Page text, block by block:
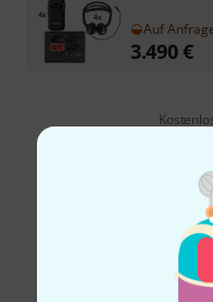
Auf
3.490€
Gefällt